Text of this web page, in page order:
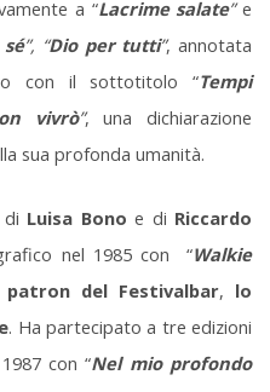
a “Lacrime salate”e
”, “Dio per tutti”, annotata
con il sottotitolo “Tempi
vivrò”, una dichiarazione
sua profonda umanità.
Luisa Bono e di Riccardo
nel 1985 con “Walkie
patron del Festivalbar, lo
. Ha partecipato a tre edizioni
con “Nel mio profondo